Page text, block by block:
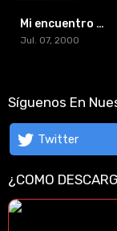
Mi encuentro conmigo (2000) [BR-RIP] [1080p/720p]
Jul. 07, 2000
Síguenos En
Twitter
¿COMO